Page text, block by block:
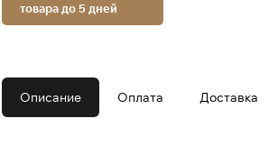
товара до 5 дней
Описание Оплата Доставка